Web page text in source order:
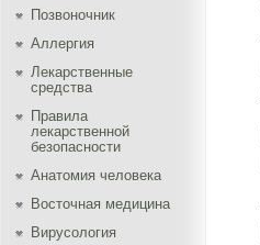
Позвоночник
Аллергия
Лекарственные
средства
Правила
лекарственной
безопасности
Aнатомия человека
Восточная медицина
Вирусология